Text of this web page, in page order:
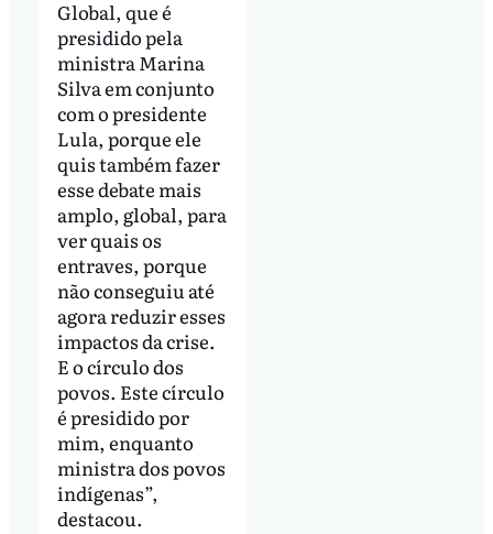
Global, que é
presidido pela
ministra Marina
Silva em conjunto
com o presidente
Lula, porque ele
quis também fazer
esse debate mais
amplo, global, para
ver quais os
entraves, porque
não conseguiu até
agora reduzir esses
impactos da crise.
E o círculo dos
povos. Este círculo
é presidido por
mim, enquanto
ministra dos povos
indígenas”,
destacou.